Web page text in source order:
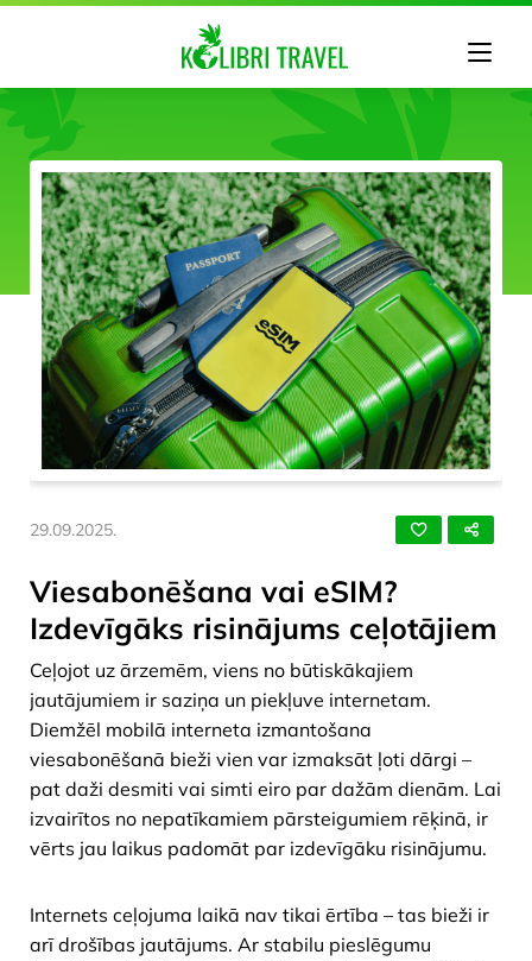
29.09.2025.
Viesabonēšana vai eSIM?
Izdevīgāks risinājums ceļotājiem
Ceļojot uz ārzemēm, viens no būtiskākajiem
jautājumiem ir saziņa un piekļuve internetam.
Diemžēl mobilā interneta izmantošana
viesabonēšanā bieži vien var izmaksāt ļoti dārgi –
pat daži desmiti vai simti eiro par dažām dienām. Lai
izvairītos no nepatīkamiem pārsteigumiem rēķinā, ir
vērts jau laikus padomāt par izdevīgāku risinājumu.
Internets ceļojuma laikā nav tikai ērtība – tas bieži ir
arī drošības jautājums. Ar stabilu pieslēgumu